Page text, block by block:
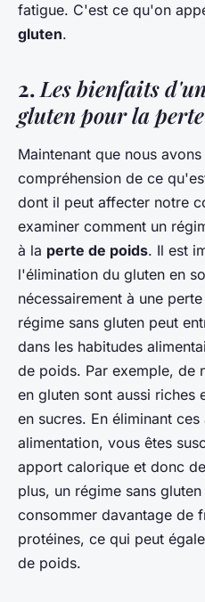
fatigue. C'est ce qu'on
gluten.
2. Les bienfaits
gluten pour la
Maintenant que nous
compréhension de ce
dont il peut affecter notre
examiner comment un
à la perte de poids. Il est
l'élimination du gluten en
nécessairement à une
régime sans gluten peut
dans les habitudes
de poids. Par exemple, de
en gluten sont aussi riches
en sucres. En éliminant
alimentation, vous êtes
apport calorique et donc
plus, un régime sans
consommer davantage de
protéines, ce qui peut
de poids.